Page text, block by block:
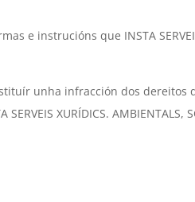
e instrucións que INSTA
unha infracción dos dereitos
XURÍDICS. AMBIENTALS,